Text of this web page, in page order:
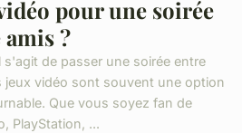
pour une soirée
?
s'agit de passer une soirée entre
jeux vidéo sont souvent une option
Que vous soyez fan de
PlayStation, ...